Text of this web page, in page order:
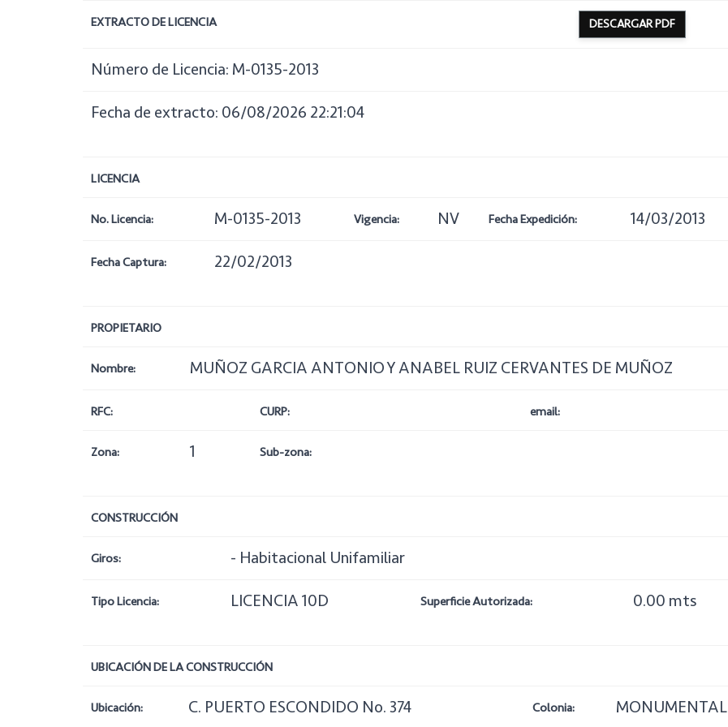
EXTRACTO DE LICENCIA DESCARGAR PDF
Número de Licencia: M-0135-2013
Fecha de extracto: 06/08/2026 22:21:04
LICENCIA
No. Licencia: M-0135-2013 Vigencia: NV Fecha Expedición: 14/03/2013
Fecha Captura: 22/02/2013
PROPIETARIO
Nombre: MUÑOZ GARCIA ANTONIO Y ANABEL RUIZ CERVANTES DE MUÑOZ
RFC: CURP: email:
Zona: 1 Sub-zona:
CONSTRUCCIÓN
Giros: - Habitacional Unifamiliar
Tipo Licencia: LICENCIA 10D Superficie Autorizada: 0.00 mts
UBICACIÓN DE LA CONSTRUCCIÓN
Ubicación: C. PUERTO ESCONDIDO No. 374 Colonia: MONUMENTAL